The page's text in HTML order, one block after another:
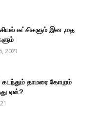
கட்சிகளும் இன ,மத
2021
தாமரை கோபுரம்
ஏன்?